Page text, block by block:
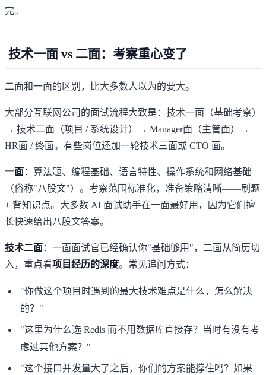
完。
技术一面 vs 二面：考察重心变了
二面和一面的区别，比大多数人以为的要大。
大部分互联网公司的面试流程大致是：技术一面（基础考察）
→ 技术二面（项目 / 系统设计）→ Manager面（主管面）→
HR面 / 终面。有些岗位还加一轮技术三面或 CTO 面。
一面：算法题、编程基础、语言特性、操作系统和网络基础
（俗称"八股文"）。考察范围标准化，准备策略清晰——刷题
+ 背知识点。大多数 AI 面试助手在一面最好用，因为它们擅
长快速给出八股文答案。
技术二面：一面面试官已经确认你"基础够用"，二面从简历切
入，重点看项目经历的深度。常见追问方式：
"你做这个项目时遇到的最大技术难点是什么，怎么解决
的？"
"这里为什么选 Redis 而不用数据库直接存？当时有没有考
虑过其他方案？"
"这个接口并发量大了之后，你们的方案能撑住吗？如果